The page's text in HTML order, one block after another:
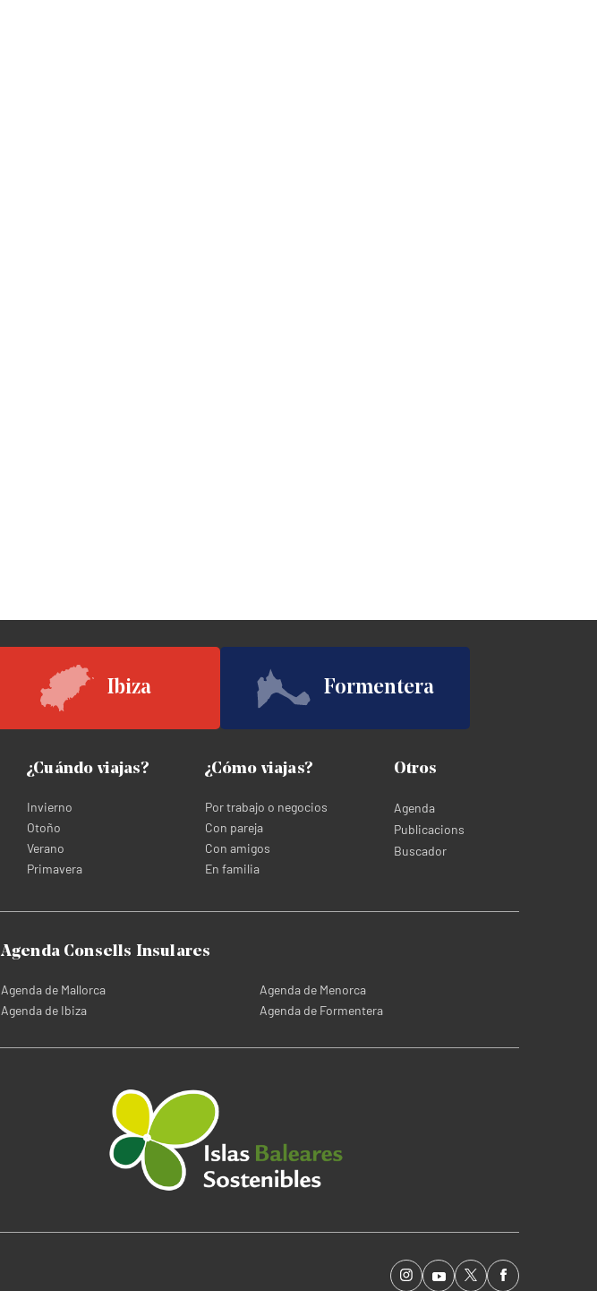
Ibiza Formentera
¿Cuándo viajas?
Invierno
Otoño
Verano
Primavera
¿Cómo viajas?
Por trabajo o negocios
Con pareja
Con amigos
En familia
Otros
Agenda
Publicacions
Buscador
Agenda Consells Insulares
Agenda de Mallorca
Agenda de Menorca
Agenda de Ibiza
Agenda de Formentera